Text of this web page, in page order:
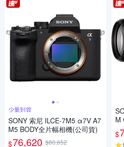
少量到貨
SONY 索尼 ILCE-7M5 α7V A7
M5 BODY全片幅相機(公司貨)
$76,620 $80,652
M
$